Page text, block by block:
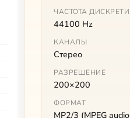
ЧАСТОТА
44100 Hz
КАНАЛЫ
Стерео
РАЗРЕШЕНИЕ
200×200
ФОРМАТ
MP2/3 (MPEG